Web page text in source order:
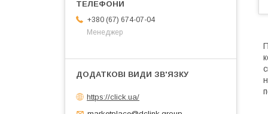
+380 (67) 674-07-04
Менеджер
https://click.ua/